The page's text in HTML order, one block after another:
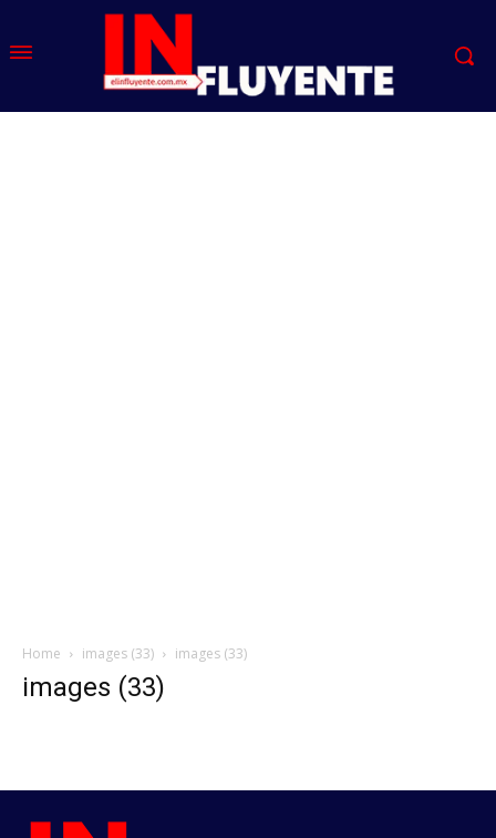
Home images (33) images (33)
images (33)